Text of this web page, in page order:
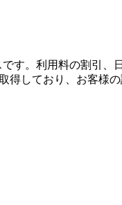
す。利用料の割引
しており、お客様